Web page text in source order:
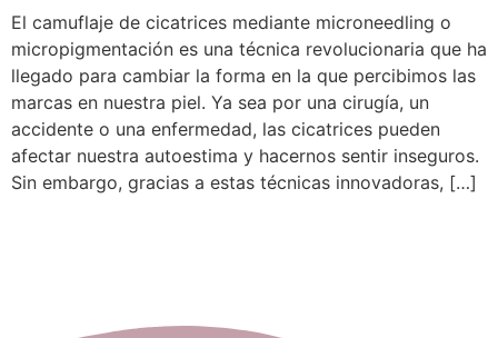
El camuflaje de cicatrices mediante microneedling o
micropigmentación es una técnica revolucionaria que ha
llegado para cambiar la forma en la que percibimos las
marcas en nuestra piel. Ya sea por una cirugía, un
accidente o una enfermedad, las cicatrices pueden
afectar nuestra autoestima y hacernos sentir inseguros.
Sin embargo, gracias a estas técnicas innovadoras, […]